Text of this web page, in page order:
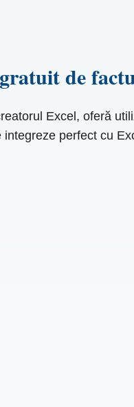
de
Excel, oferă
integreze perfect cu